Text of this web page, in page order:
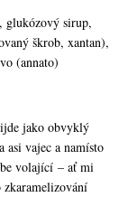
glukózový sirup,
škrob, xantan),
(annato)
jako obvyklý
asi vajec a namísto
volající – ať mi